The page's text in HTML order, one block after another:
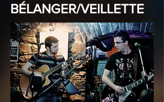
BÉLANGER/VEILLETTE